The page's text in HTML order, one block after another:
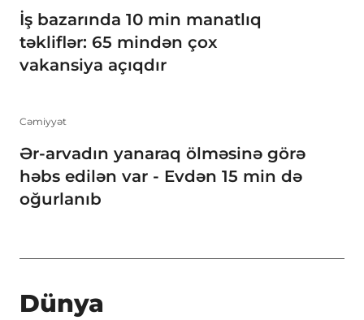
İş bazarında 10 min manatlıq
təkliflər: 65 mindən çox
vakansiya açıqdır
Cəmiyyət
Ər-arvadın yanaraq ölməsinə görə
həbs edilən var - Evdən 15 min də
oğurlanıb
Dünya